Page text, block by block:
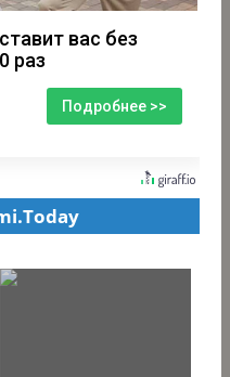
вас без
раз
Подробнее >>